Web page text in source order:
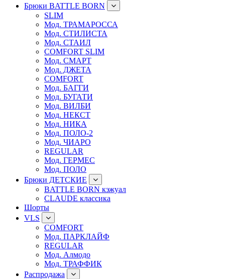
Брюки BATTLE BORN
SLIM
Мод. ТРАМАРОССА
Мод. СТИЛИСТА
Мод. СТАИЛ
COMFORT SLIM
Мод. СМАРТ
Мод. ДЖЕТА
COMFORT
Мод. БАГГИ
Мод. БУГАТИ
Мод. ВИЛБИ
Мод. НЕКСТ
Мод. НИКА
Мод. ПОЛО-2
Мод. ЧИАРО
REGULAR
Мод. ГЕРМЕС
Мод. ПОЛО
Брюки ДЕТСКИЕ
BATTLE BORN кэжуал
CLAUDE классика
Шорты
VLS
COMFORT
Мод. ПАРКЛАЙФ
REGULAR
Мод. Алмодо
Мод. ТРАФФИК
Распродажа